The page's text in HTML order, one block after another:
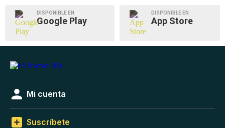
DISPONIBLE EN
Google Play
DISPONIBLE EN
App Store
Mi cuenta
Suscríbete